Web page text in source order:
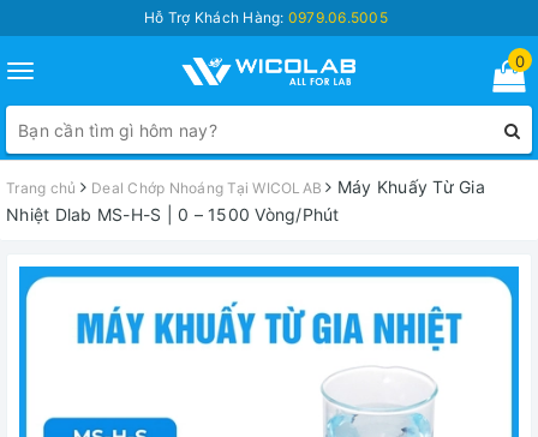
Hỗ Trợ Khách Hàng: 0979.06.5005
Toggle
navigation
0
Trang chủ Deal Chớp Nhoáng Tại WICOLAB
Máy Khuấy Từ Gia
Nhiệt Dlab MS-H-S | 0 – 1500 Vòng/Phút